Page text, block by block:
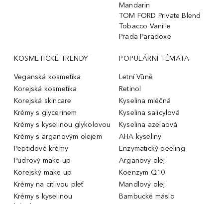
Mandarin
TOM FORD Private Blend
Tobacco Vanille
Prada Paradoxe
KOSMETICKÉ TRENDY
Veganská kosmetika
Korejská kosmetika
Korejská skincare
Krémy s glycerinem
Krémy s kyselinou glykolovou
Krémy s arganovým olejem
Peptidové krémy
Pudrový make-up
Korejský make up
Krémy na citlivou pleť
Krémy s kyselinou
POPULÁRNÍ TÉMATA
Letní Vůně
Retinol
Kyselina mléčná
Kyselina salicylová
Kyselina azelaová
AHA kyseliny
Enzymatický peeling
Arganový olej
Koenzym Q10
Mandlový olej
Bambucké máslo